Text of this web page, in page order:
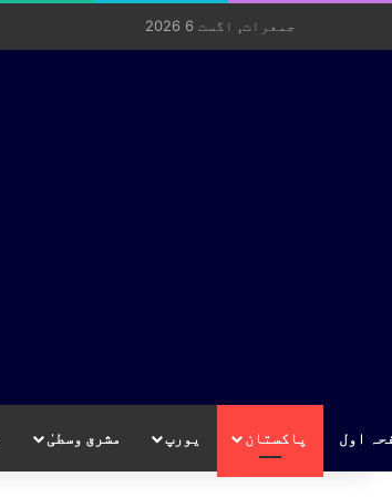
جمعرات, اگست 6 2026
اول پاکستان یورپ مشرق وسطیٰ